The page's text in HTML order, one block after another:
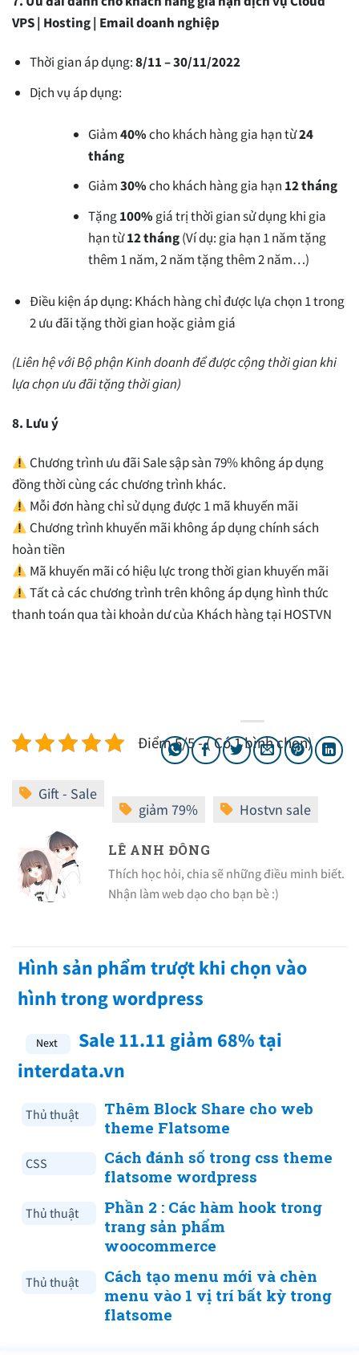
VPS | Hosting | Email doanh nghiệp
Thời gian áp dụng:8/11 – 30/11/2022
Dịch vụ áp dụng:
Giảm40%cho khách hàng gia hạn từ24
tháng
Giảm30%cho khách hàng gia hạn 12 tháng
Tặng100% giá trị thời gian sử dụng khi gia
hạn từ12 tháng(Ví dụ: gia hạn 1 năm tặng
thêm 1 năm, 2 năm tặng thêm 2 năm…)
Điều kiện áp dụng: Khách hàng chỉ được lựa chọn 1 trong
2 ưu đãi tặng thời gian hoặc giảm giá
(Liên hệ với Bộ phận Kinh doanh để được cộng thời gian khi
lựa chọn ưu đãi tặng thời gian)
8. Lưu ý
Chương trình ưu đãi Sale sập sàn 79% không áp dụng
đồng thời cùng các chương trình khác.
Mỗi đơn hàng chỉ sử dụng được 1 mã khuyến mãi
Chương trình khuyến mãi không áp dụng chính sách
hoàn tiền
Mã khuyến mãi có hiệu lực trong thời gian khuyến mãi
Tất cả các chương trình trên không áp dụng hình thức
thanh toán qua tài khoản dư của Khách hàng tại HOSTVN
Điểm 5/5 - ( Có 1 bình chọn)
LÊ ANH ĐÔNG
Thích học hỏi, chia sẽ những điều minh biết.
Nhận làm web dạo cho bạn bè :)
Hình sản phẩm trượt khi chọn vào
hình trong wordpress
Sale 11.11 giảm 68% tại
interdata.vn
Thủ thuật
Thêm Block Share cho web
theme Flatsome
CSS
Cách đánh số trong css theme
flatsome wordpress
Thủ thuật
Phần 2 : Các hàm hook trong
trang sản phẩm
woocommerce
Thủ thuật
Cách tạo menu mới và chèn
menu vào 1 vị trí bất kỳ trong
flatsome